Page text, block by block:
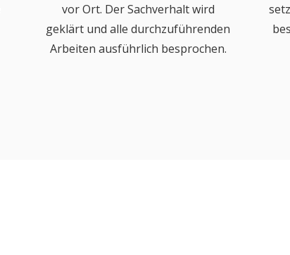
vor Ort. Der Sachverhalt wird
geklärt und alle durchzuführenden
Arbeiten ausführlich besprochen.